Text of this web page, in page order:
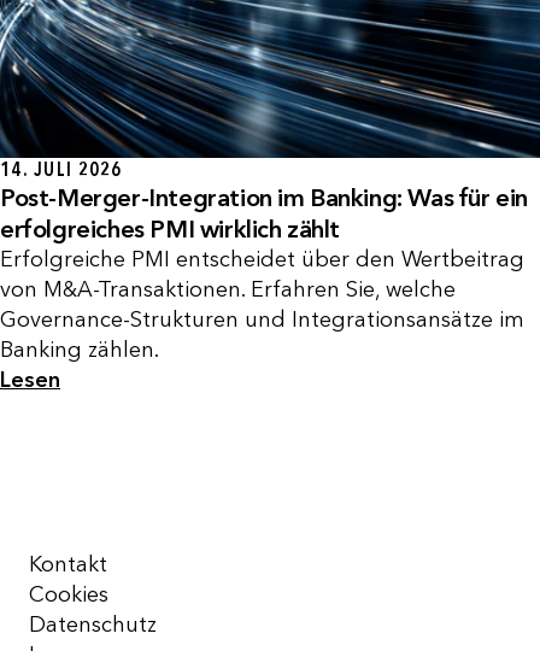
14. JULI 2026
Post-Merger-Integration im Banking: Was für ein
erfolgreiches PMI wirklich zählt
Erfolgreiche PMI entscheidet über den Wertbeitrag
von M&A-Transaktionen. Erfahren Sie, welche
Governance-Strukturen und Integrationsansätze im
Banking zählen.
Lesen
Kontakt
Cookies
Datenschutz